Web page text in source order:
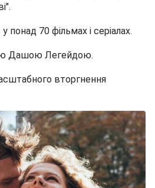
понад 70 фільмах і серіалах.
Дашою Легейдою.
вторгнення